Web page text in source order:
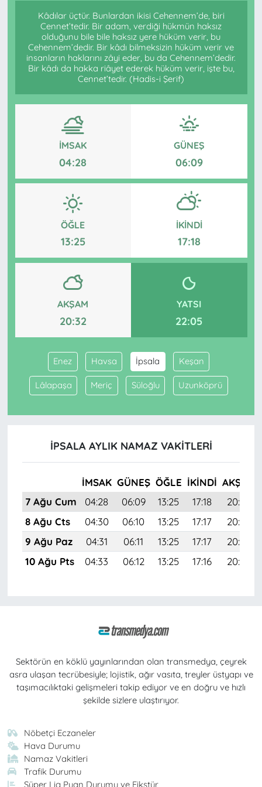
Kâdılar üçtür. Bunlardan ikisi Cehennem’de, biri
Cennet’tedir. Bir adam, verdiği hükmün haksız
olduğunu bile bile haksız yere hüküm verir, bu
Cehennem’dedir. Bir kâdı bilmeksizin hüküm verir ve
insanların haklarını zâyi eder, bu da Cehennem’dedir.
Bir kâdı da hakka riâyet ederek hüküm verir, işte bu,
Cennet’tedir. (Hadis-i Şerif)
İMSAK
04:28
GÜNEŞ
06:09
ÖĞLE
13:25
İKINDI
17:18
AKŞAM
20:32
YATSI
22:05
Enez Havsa İpsala Keşan
Lâlapaşa Meriç Süloğlu Uzunköprü
İPSALA AYLIK NAMAZ VAKITLERI
İMSAK GÜNEŞ ÖĞLE İKINDI AKŞAM
7 Ağu Cum
04:28 06:09 13:25 17:18
20:32
8 Ağu Cts
04:30 06:10 13:25 17:17
20:30
9 Ağu Paz
04:31 06:11 13:25 17:17
20:29
10 Ağu Pts
04:33 06:12 13:25 17:16 20:28
Sektörün en köklü yayınlarından olan transmedya, çeyrek
asra ulaşan tecrübesiyle; lojistik, ağır vasıta, treyler üstyapı ve
taşımacılıktaki gelişmeleri takip ediyor ve en doğru ve hızlı
şekilde sizlere ulaştırıyor.
Nöbetçi Eczaneler
Hava Durumu
Namaz Vakitleri
Trafik Durumu
Süper Lig Puan Durumu ve Fikstür